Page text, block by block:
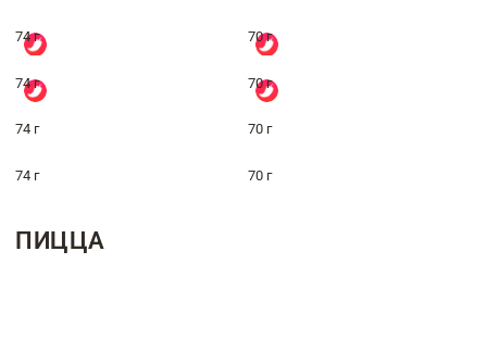
74 г 70 г
74 г 70 г
74 г 70 г
74 г 70 г
ПИЦЦА